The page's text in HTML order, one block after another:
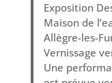
Exposition
Maison de
Allègre-les-
Vernissage
Une